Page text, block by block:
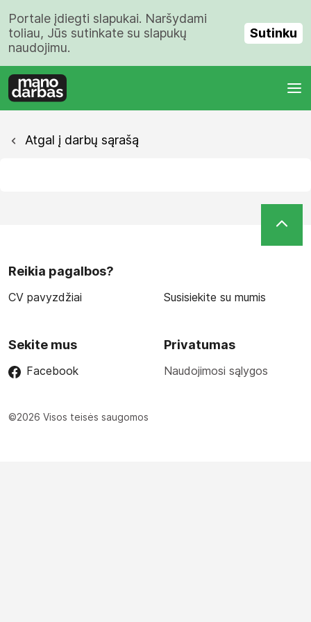
Portale įdiegti slapukai. Naršydami
toliau, Jūs sutinkate su slapukų
naudojimu.
Sutinku
Atgal į darbų sąrašą
Reikia pagalbos?
CV pavyzdžiai Susisiekite su mumis
Sekite mus
Facebook
Privatumas
Naudojimosi sąlygos
©2026 Visos teisės saugomos